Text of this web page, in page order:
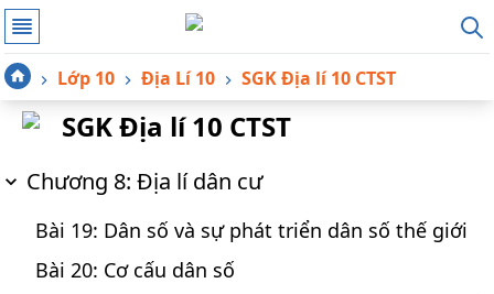
Lớp 10 Địa Lí 10 SGK Địa lí 10 CTST
SGK Địa lí 10 CTST
Chương 8: Địa lí dân cư
Bài 19: Dân số và sự phát triển dân số thế giới
Bài 20: Cơ cấu dân số